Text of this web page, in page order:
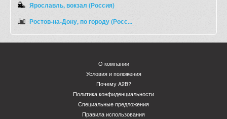
Ярославль, вокзал (Россия)
Ростов-на-Дону, по городу (Росс...
О компании
Условия и положения
Почему A2B?
Политика конфиденциальности
Специальные предложения
Правила использования